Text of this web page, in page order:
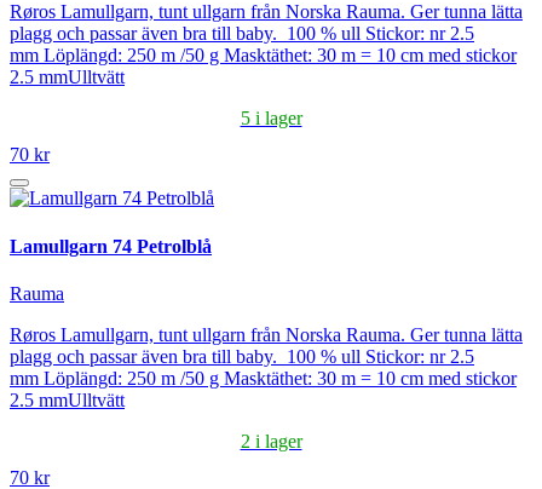
Røros Lamullgarn, tunt ullgarn från Norska Rauma. Ger tunna lätta
plagg och passar även bra till baby. 100 % ull Stickor: nr 2.5
mm Löplängd: 250 m /50 g Masktäthet: 30 m = 10 cm med stickor
2.5 mmUlltvätt
5 i lager
70 kr
Lamullgarn 74 Petrolblå
Rauma
Røros Lamullgarn, tunt ullgarn från Norska Rauma. Ger tunna lätta
plagg och passar även bra till baby. 100 % ull Stickor: nr 2.5
mm Löplängd: 250 m /50 g Masktäthet: 30 m = 10 cm med stickor
2.5 mmUlltvätt
2 i lager
70 kr